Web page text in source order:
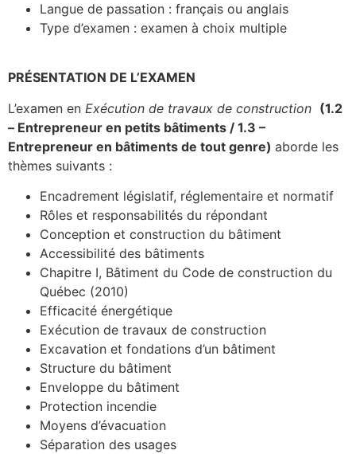
Langue de passation : français ou anglais
Type d’examen : examen à choix multiple
PRÉSENTATION DE L’EXAMEN
L’examen en Exécution de travaux de construction (1.2
– Entrepreneur en petits bâtiments / 1.3 –
Entrepreneur en bâtiments de tout genre) aborde les
thèmes suivants :
Encadrement législatif, réglementaire et normatif
Rôles et responsabilités du répondant
Conception et construction du bâtiment
Accessibilité des bâtiments
Chapitre I, Bâtiment du Code de construction du
Québec (2010)
Efficacité énergétique
Exécution de travaux de construction
Excavation et fondations d’un bâtiment
Structure du bâtiment
Enveloppe du bâtiment
Protection incendie
Moyens d’évacuation
Séparation des usages